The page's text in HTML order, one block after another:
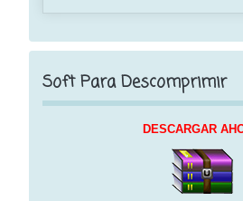
Soft Para Descomprimir
DESCARGAR